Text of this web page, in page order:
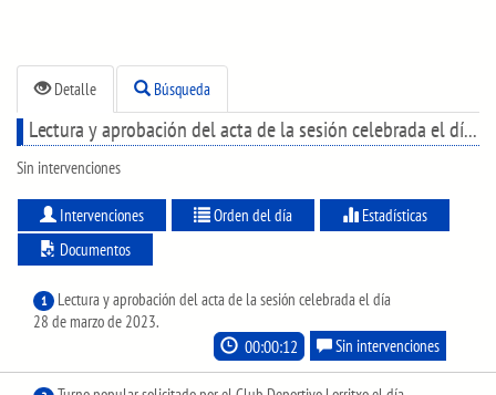
Detalle Búsqueda
Lectura y aprobación del acta de la sesión celebrada el día 28 de marzo de 2023.
Sin intervenciones
Intervenciones Orden del día
Estadísticas
Documentos
1
Lectura y aprobación del acta de la sesión celebrada el día
28 de marzo de 2023.
00:00:12 Sin intervenciones